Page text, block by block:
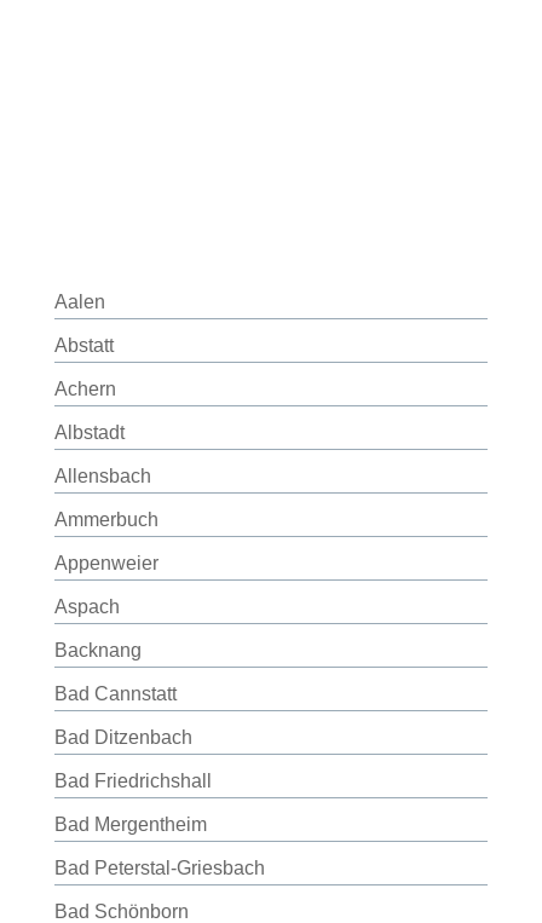
Aalen
Abstatt
Achern
Albstadt
Allensbach
Ammerbuch
Appenweier
Aspach
Backnang
Bad Cannstatt
Bad Ditzenbach
Bad Friedrichshall
Bad Mergentheim
Bad Peterstal-Griesbach
Bad Schönborn